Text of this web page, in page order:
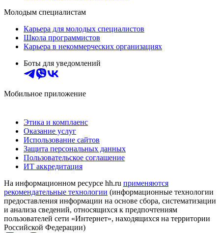
Молодым специалистам
Карьера для молодых специалистов
Школа программистов
Карьера в некоммерческих организациях
Боты для уведомлений
Мобильное приложение
Этика и комплаенс
Оказание услуг
Использование сайтов
Защита персональных данных
Пользовательское соглашение
ИТ аккредитация
На информационном ресурсе hh.ru применяются
рекомендательные технологии (информационные технологии
предоставления информации на основе сбора, систематизации
и анализа сведений, относящихся к предпочтениям
пользователей сети «Интернет», находящихся на территории
Российской Федерации)